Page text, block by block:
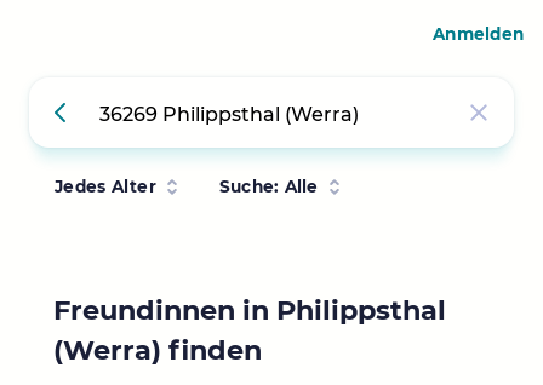
Jedes Alter Suche: Alle
Freundinnen in Philippsthal
(Werra) finden
Anmelden